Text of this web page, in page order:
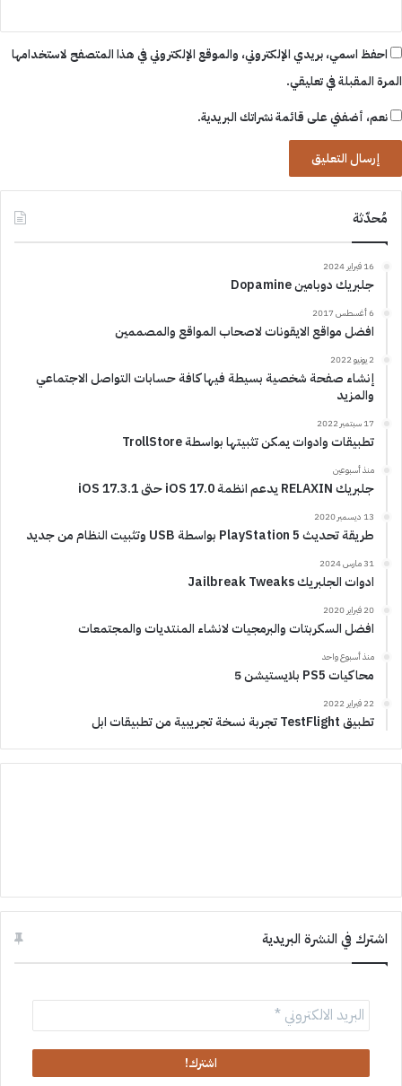
احفظ اسمي، بريدي الإلكتروني، والموقع الإلكتروني في هذا المتصفح لاستخدامها
المرة المقبلة في تعليقي.
نعم، أضفني على قائمة نشراتك البريدية.
مُحدّثة
16 فبراير 2024
جلبريك دوبامين Dopamine
6 أغسطس 2017
افضل مواقع الايقونات لاصحاب المواقع والمصممين
2 يونيو 2022
إنشاء صفحة شخصية بسيطة فيها كافة حسابات التواصل الاجتماعي
والمزيد
17 سبتمبر 2022
تطبيقات وادوات يمكن تثبيتها بواسطة TrollStore
منذ أسبوعين
جلبريك RELAXIN يدعم انظمة iOS 17.0 حتى iOS 17.3.1
13 ديسمبر 2020
طريقة تحديث PlayStation 5 بواسطة USB وتثبيت النظام من جديد
31 مارس 2024
ادوات الجلبريك Jailbreak Tweaks
20 فبراير 2020
افضل السكربتات والبرمجيات لانشاء المنتديات والمجتمعات
منذ أسبوع واحد
محاكيات PS5 بلايستيشن 5
22 فبراير 2022
تطبيق TestFlight تجربة نسخة تجريبية من تطبيقات ابل
اشترك في النشرة البريدية